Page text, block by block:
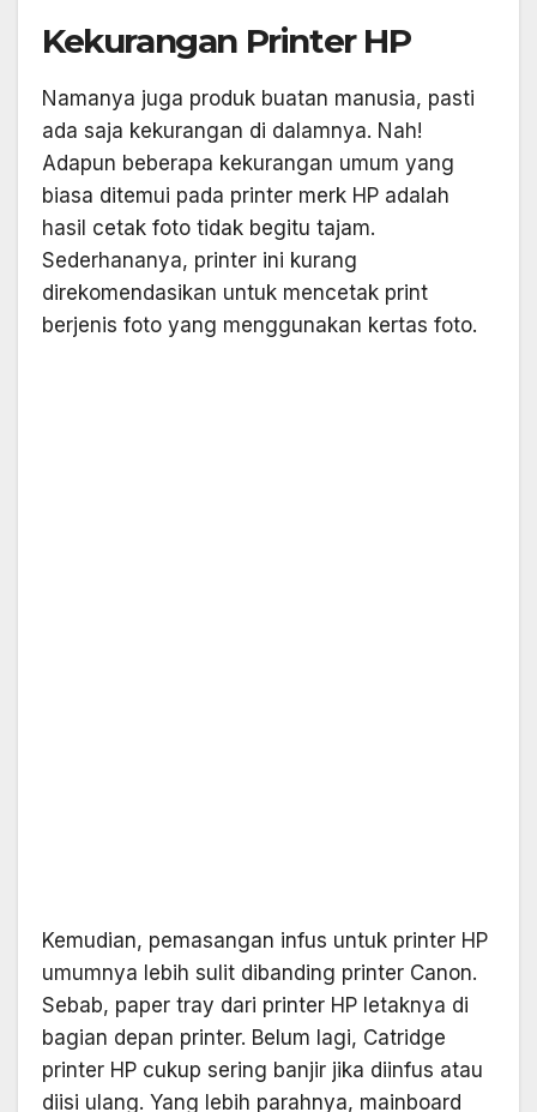
Kekurangan Printer HP
Namanya juga produk buatan manusia, pasti
ada saja kekurangan di dalamnya. Nah!
Adapun beberapa kekurangan umum yang
biasa ditemui pada printer merk HP adalah
hasil cetak foto tidak begitu tajam.
Sederhananya, printer ini kurang
direkomendasikan untuk mencetak print
berjenis foto yang menggunakan kertas foto.
Kemudian, pemasangan infus untuk printer HP
umumnya lebih sulit dibanding printer Canon.
Sebab, paper tray dari printer HP letaknya di
bagian depan printer. Belum lagi, Catridge
printer HP cukup sering banjir jika diinfus atau
diisi ulang. Yang lebih parahnya, mainboard